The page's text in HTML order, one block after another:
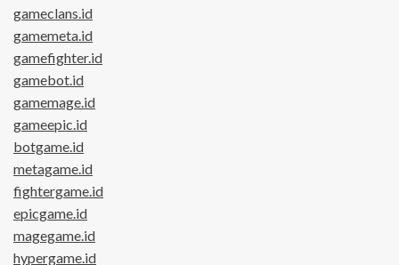
gameclans.id
gamemeta.id
gamefighter.id
gamebot.id
gamemage.id
gameepic.id
botgame.id
metagame.id
fightergame.id
epicgame.id
magegame.id
hypergame.id